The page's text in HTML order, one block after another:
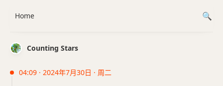
Counting Stars
04:09 · 2024年7月30日 · 周二
Home